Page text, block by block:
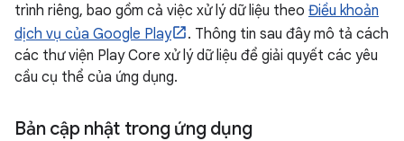
trình riêng, bao gồm cả việc xử lý dữ liệu theo Điều khoản
dịch vụ của Google Play
. Thông tin sau đây mô tả cách
các thư viện Play Core xử lý dữ liệu để giải quyết các yêu
cầu cụ thể của ứng dụng.
Bản cập nhật trong ứng dụng